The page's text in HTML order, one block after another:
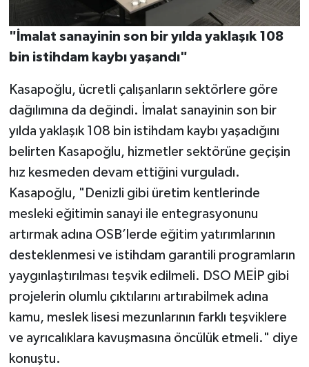
"İmalat sanayinin son bir yılda yaklaşık 108
bin istihdam kaybı yaşandı"
Kasapoğlu, ücretli çalışanların sektörlere göre
dağılımına da değindi. İmalat sanayinin son bir
yılda yaklaşık 108 bin istihdam kaybı yaşadığını
belirten Kasapoğlu, hizmetler sektörüne geçişin
hız kesmeden devam ettiğini vurguladı.
Kasapoğlu, "Denizli gibi üretim kentlerinde
mesleki eğitimin sanayi ile entegrasyonunu
artırmak adına OSB’lerde eğitim yatırımlarının
desteklenmesi ve istihdam garantili programların
yaygınlaştırılması teşvik edilmeli. DSO MEİP gibi
projelerin olumlu çıktılarını artırabilmek adına
kamu, meslek lisesi mezunlarının farklı teşviklere
ve ayrıcalıklara kavuşmasına öncülük etmeli." diye
konuştu.